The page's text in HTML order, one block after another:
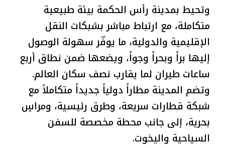
وتحيط بمدينة رأس الحكمة بيئة طبيعية
متكاملة، مع ارتباط مباشر بشبكات النقل
الإقليمية والدولية، ما يوفّر سهولة الوصول
إليها براً وبحراً وجواً، ويضعها ضمن نطاق أربع
ساعات طيران لما يقارب نصف سكان العالم.
وتضم المدينة مطاراً دولياً جديداً متكاملاً مع
شبكة قطارات سريعة، وطرق رئيسية، ومراسٍ
بحرية، إلى جانب محطة مخصصة للسفن
السياحية واليخوت.